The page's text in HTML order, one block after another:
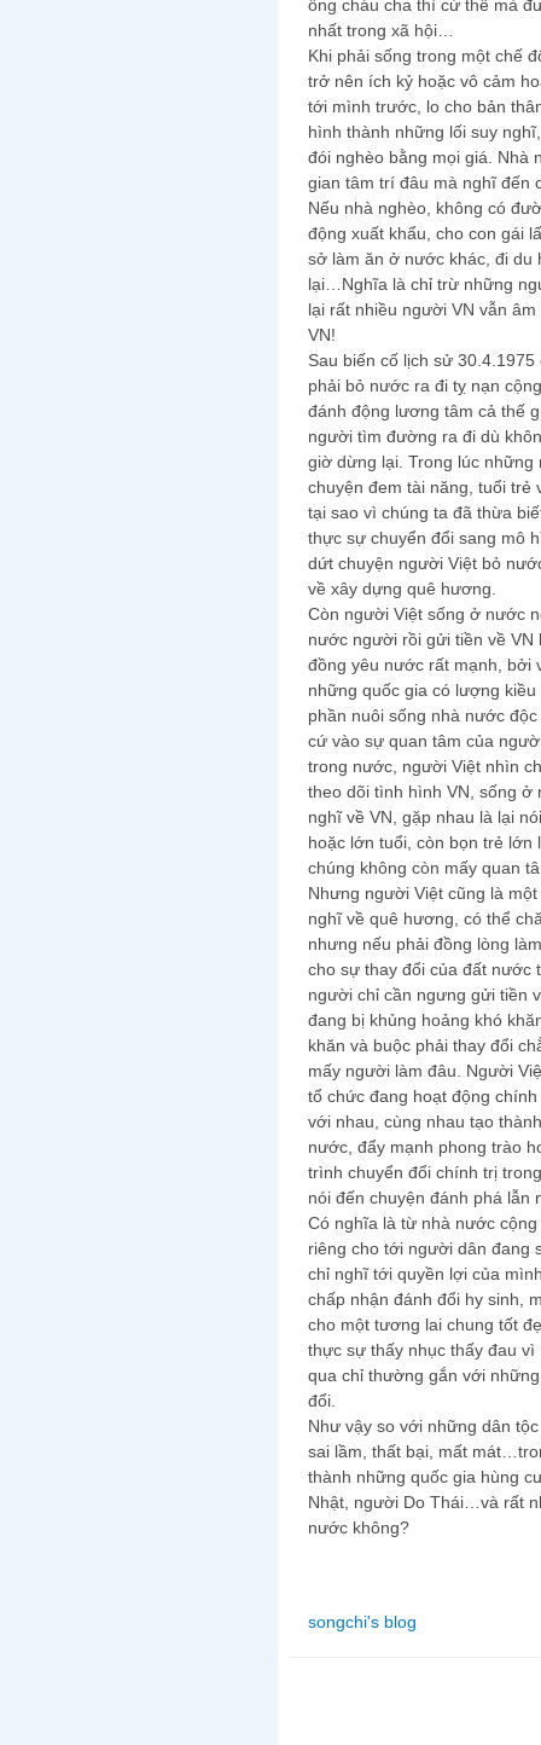
ông cháu cha thì cứ thế mà
nhất trong xã hội…
Khi phải sống trong một chế
trở nên ích kỷ hoặc vô cảm
tới mình trước, lo cho bản
hình thành những lối suy
đói nghèo bằng mọi giá. Nhà
gian tâm trí đâu mà nghĩ đến
Nếu nhà nghèo, không có
động xuất khẩu, cho con gái
sở làm ăn ở nước khác, đi du
lại…Nghĩa là chỉ trừ những
lại rất nhiều người VN vẫn
VN!
Sau biến cố lịch sử
phải bỏ nước ra đi tỵ nạn
đánh động lương tâm cả thế
người tìm đường ra đi dù
giờ dừng lại. Trong lúc
chuyện đem tài năng, tuổi
tại sao vì chúng ta đã thừa
thực sự chuyển đổi sang mô
dứt chuyện người Việt bỏ
về xây dựng quê hương.
Còn người Việt sống ở nước
nước người rồi gửi tiền về
đồng yêu nước rất mạnh, bởi
những quốc gia có lượng
phần nuôi sống nhà nước
cứ vào sự quan tâm của
trong nước, người Việt nhìn
theo dõi tình hình VN, sống
nghĩ về VN, gặp nhau là lại
hoặc lớn tuổi, còn bọn trẻ
chúng không còn mấy quan
Nhưng người Việt cũng là
nghĩ về quê hương, có thể
nhưng nếu phải đồng lòng
cho sự thay đổi của đất nước
người chỉ cần ngưng gửi tiền
đang bị khủng hoảng khó
khăn và buộc phải thay đổi
mấy người làm đâu. Người
tổ chức đang hoạt động
với nhau, cùng nhau tạo
nước, đẩy mạnh phong trào
trình chuyển đổi chính trị
nói đến chuyện đánh phá lẫn
Có nghĩa là từ nhà nước
riêng cho tới người dân đang
chỉ nghĩ tới quyền lợi của
chấp nhận đánh đổi hy sinh,
cho một tương lai chung tốt
thực sự thấy nhục thấy đau
qua chỉ thường gắn với
đổi.
Như vậy so với những dân
sai lầm, thất bại, mất
thành những quốc gia hùng
Nhật, người Do Thái…và rất
nước không?
songchi's blog